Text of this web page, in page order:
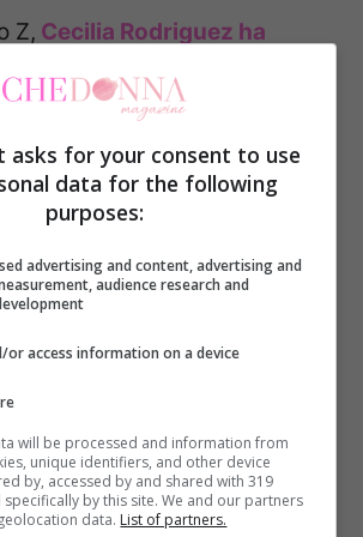
Z, Cecilia Rodriguez ha
Salemi svelando il motivo
. Tra le altre cose,
ha detto:
che ho visto una ragazza
aveva una mezza
fratello, poi sua mamma
cosa su Iannone che la
ho fatto uno più uno più
insomma. Non abbiamo mai
smesso di seguirci per
ma per la verità non è
asks for your consent to use
data for the following
purposes:
advertising and content, advertising and
audience research and
or access information on a device
will be processed and information from
unique identifiers, and other device
by, accessed by and shared with 319
by this site. We and our partners
data. List of partners.